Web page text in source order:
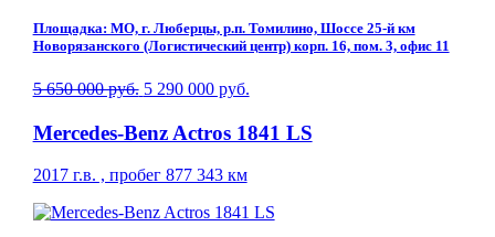
Площадка: МО, г. Люберцы, р.п. Томилино, Шоссе 25-й км
Новорязанского (Логистический центр) корп. 16, пом. 3, офис 11
5 650 000 руб. 5 290 000 руб.
Mercedes-Benz Actros 1841 LS
2017 г.в. , пробег 877 343 км